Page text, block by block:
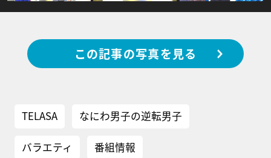
この記事の写真を見る
TELASA なにわ男子の逆転男子
バラエティ 番組情報